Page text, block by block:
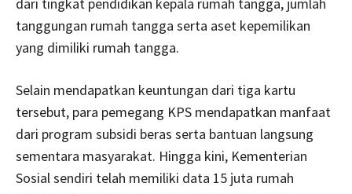
tanggungan rumah tangga serta aset kepemilikan
yang dimiliki rumah tangga.
Selain mendapatkan keuntungan dari tiga kartu
tersebut, para pemegang KPS mendapatkan manfaat
dari program subsidi beras serta bantuan langsung
sementara masyarakat. Hingga kini, Kementerian
Sosial sendiri telah memiliki data 15 juta rumah